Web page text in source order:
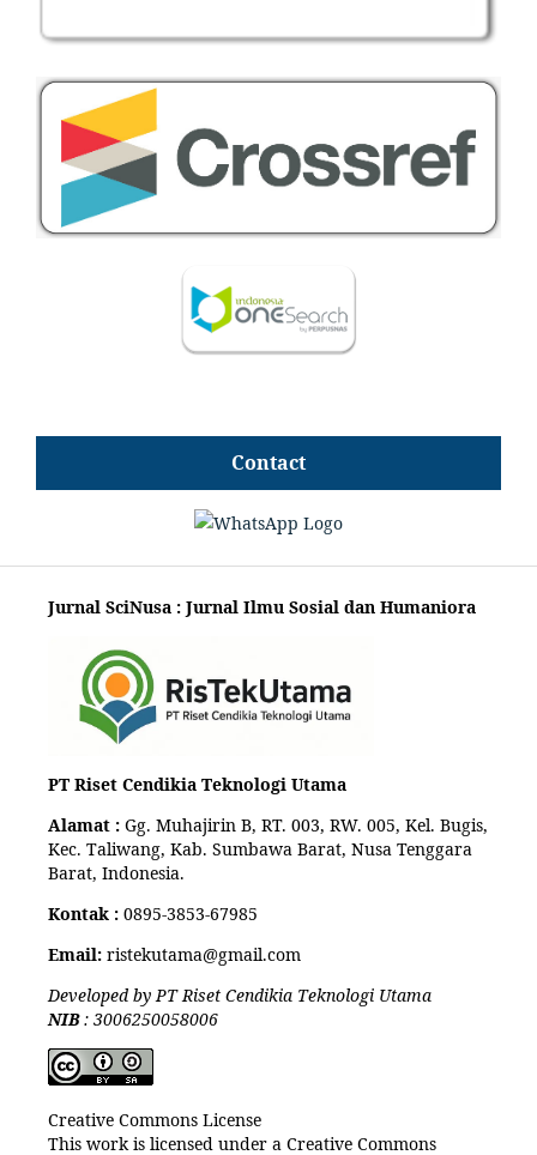
Contact
Jurnal SciNusa : Jurnal Ilmu Sosial dan Humaniora
PT Riset Cendikia Teknologi Utama
Alamat : Gg. Muhajirin B, RT. 003, RW. 005, Kel. Bugis,
Kec. Taliwang, Kab. Sumbawa Barat, Nusa Tenggara
Barat, Indonesia.
Kontak : 0895-3853-67985
Email:ristekutama@gmail.com
Developed by PT Riset Cendikia Teknologi Utama
NIB: 3006250058006
Creative Commons License
This work is licensed under a Creative Commons